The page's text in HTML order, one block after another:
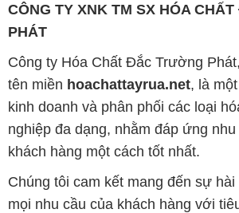
CÔNG TY XNK TM SX HÓA
PHÁT
Công ty Hóa Chất Đắc Trường
tên miền hoachattayrua.net, là
kinh doanh và phân phối các loại
nghiệp đa dạng, nhằm đáp ứng
khách hàng một cách tốt nhất.
Chúng tôi cam kết mang đến sự
mọi nhu cầu của khách hàng với